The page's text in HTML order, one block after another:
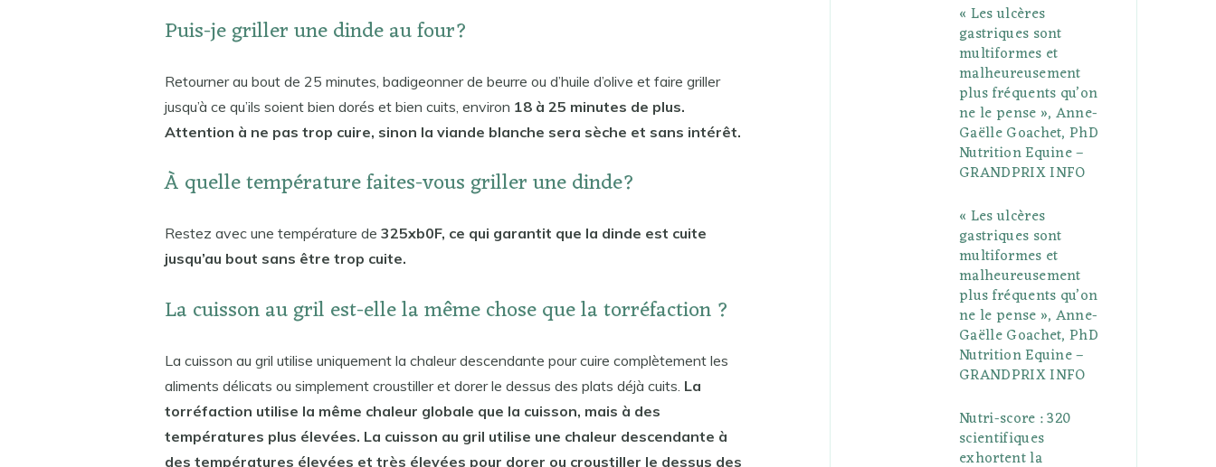
Puis-je griller une dinde au four?
Retourner au bout de 25 minutes, badigeonner de beurre ou d’huile d’olive et faire griller
jusqu’à ce qu’ils soient bien dorés et bien cuits, environ 18 à 25 minutes de plus.
Attention à ne pas trop cuire, sinon la viande blanche sera sèche et sans intérêt.
À quelle température faites-vous griller une dinde?
Restez avec une température de 325xb0F, ce qui garantit que la dinde est cuite
jusqu’au bout sans être trop cuite.
La cuisson au gril est-elle la même chose que la torréfaction ?
La cuisson au gril utilise uniquement la chaleur descendante pour cuire complètement les
aliments délicats ou simplement croustiller et dorer le dessus des plats déjà cuits. La
torréfaction utilise la même chaleur globale que la cuisson, mais à des
températures plus élevées. La cuisson au gril utilise une chaleur descendante à
des températures élevées et très élevées pour dorer ou croustiller le dessus des
e
P
u
s
g
r
a
r
e
s
« Les ulcères
gastriques sont
multiformes et
malheureusement
plus fréquents qu’on
ne le pense », Anne-
Gaëlle Goachet, PhD
Nutrition Equine –
GRANDPRIX INFO
« Les ulcères
gastriques sont
multiformes et
malheureusement
plus fréquents qu’on
ne le pense », Anne-
Gaëlle Goachet, PhD
Nutrition Equine –
GRANDPRIX INFO
Nutri-score : 320
scientifiques
exhortent la